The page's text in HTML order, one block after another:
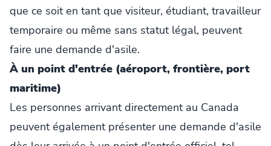
que ce soit en tant que visiteur, étudiant, travailleur
temporaire ou même sans statut légal, peuvent
faire une demande d'asile.
À un point d'entrée (aéroport, frontière, port
maritime)
Les personnes arrivant directement au Canada
peuvent également présenter une demande d'asile